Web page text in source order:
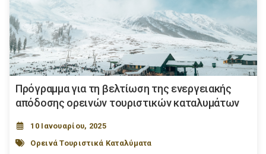
Πρόγραμμα για τη βελτίωση της ενεργειακής
απόδοσης ορεινών τουριστικών καταλυμάτων
10 Ιανουαρίου, 2025
Ορεινά Τουριστικά Καταλύματα